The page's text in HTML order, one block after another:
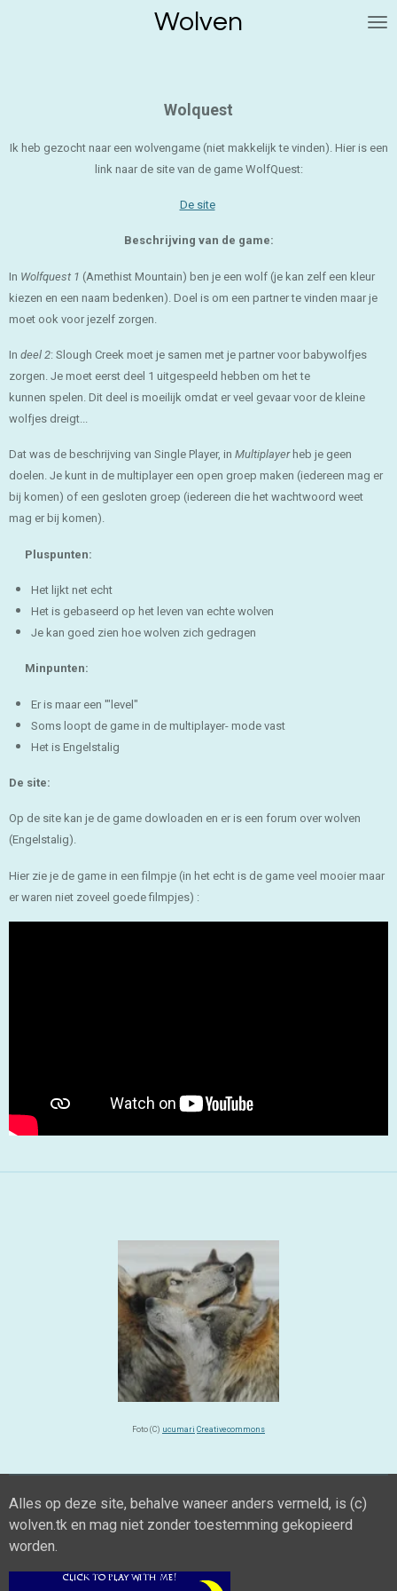
Wolven
Wolquest
Ik heb gezocht naar een wolvengame (niet makkelijk te vinden). Hier is een
link naar de site van de game WolfQuest:
De site
Beschrijving van de game:
In Wolfquest 1 (Amethist Mountain) ben je een wolf (je kan zelf een kleur
kiezen en een naam bedenken). Doel is om een partner te vinden maar je
moet ook voor jezelf zorgen.
In deel 2: Slough Creek moet je samen met je partner voor babywolfjes
zorgen. Je moet eerst deel 1 uitgespeeld hebben om het te
kunnen spelen. Dit deel is moeilijk omdat er veel gevaar voor de kleine
wolfjes dreigt...
Dat was de beschrijving van Single Player, in Multiplayerheb je geen
doelen. Je kunt in de multiplayer een open groep maken (iedereen mag er
bij komen) of een gesloten groep (iedereen die het wachtwoord weet
mag er bij komen).
Pluspunten:
Het lijkt net echt
Het is gebaseerd op het leven van echte wolven
Je kan goed zien hoe wolven zich gedragen
Minpunten:
Er is maar een '"level"
Soms loopt de game in de multiplayer- mode vast
Het is Engelstalig
De site:
Op de site kan je de game dowloaden en er is een forum over wolven
(Engelstalig).
Hier zie je de game in een filmpje (in het echt is de game veel mooier maar
er waren niet zoveel goede filmpjes) :
Foto (C) ucumari Creativecommons
Alles op deze site, behalve waneer anders vermeld, is (c)
wolven.tk en mag niet zonder toestemming gekopieerd
worden.